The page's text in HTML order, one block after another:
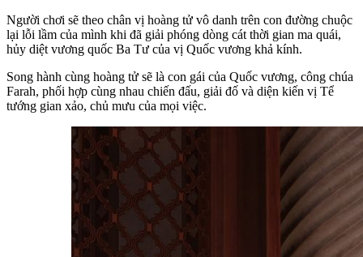
Người chơi sẽ theo chân vị hoàng tử vô danh trên con đường chuộc
lại lỗi lầm của mình khi đã giải phóng dòng cát thời gian ma quái,
hủy diệt vương quốc Ba Tư của vị Quốc vương khả kính.
Song hành cùng hoàng tử sẽ là con gái của Quốc vương, công chúa
Farah, phối hợp cùng nhau chiến đấu, giải đố và diện kiến vị Tể
tướng gian xảo, chủ mưu của mọi việc.